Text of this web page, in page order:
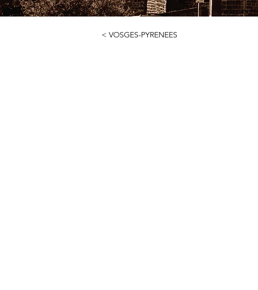
< VOSGES-PYRENEES